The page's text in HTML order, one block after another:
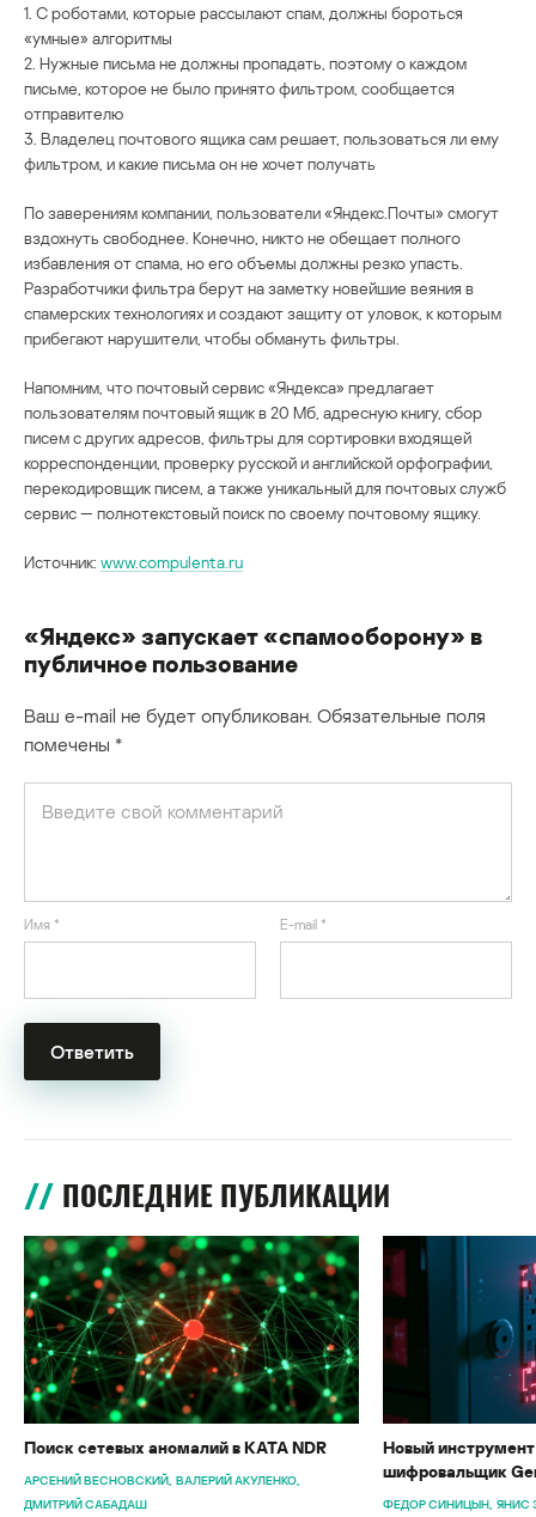
1. С роботами, которые рассылают спам, должны бороться
«умные» алгоритмы
2. Нужные письма не должны пропадать, поэтому о каждом
письме, которое не было принято фильтром, сообщается
отправителю
3. Владелец почтового ящика сам решает, пользоваться ли ему
фильтром, и какие письма он не хочет получать
По заверениям компании, пользователи «Яндекс.Почты» смогут
вздохнуть свободнее. Конечно, никто не обещает полного
избавления от спама, но его объемы должны резко упасть.
Разработчики фильтра берут на заметку новейшие веяния в
спамерских технологиях и создают защиту от уловок, к которым
прибегают нарушители, чтобы обмануть фильтры.
Напомним, что почтовый сервис «Яндекса» предлагает
пользователям почтовый ящик в 20 Мб, адресную книгу, сбор
писем с других адресов, фильтры для сортировки входящей
корреспонденции, проверку русской и английской орфографии,
перекодировщик писем, а также уникальный для почтовых служб
сервис — полнотекстовый поиск по своему почтовому ящику.
Источник: www.compulenta.ru
«Яндекс» запускает «спамооборону» в
публичное пользование
Ваш e-mail не будет опубликован. Обязательные поля
помечены *
Имя * E-mail *
ПОСЛЕДНИЕ ПУБЛИКАЦИИ
Поиск сетевых аномалий в KATA NDR
АРСЕНИЙ ВЕСНОВСКИЙ ВАЛЕРИЙ АКУЛЕНКО
ДМИТРИЙ САБАДАШ
Новый
шифровальщик
ФЕДОР СИНИЦЫН ЯНИС